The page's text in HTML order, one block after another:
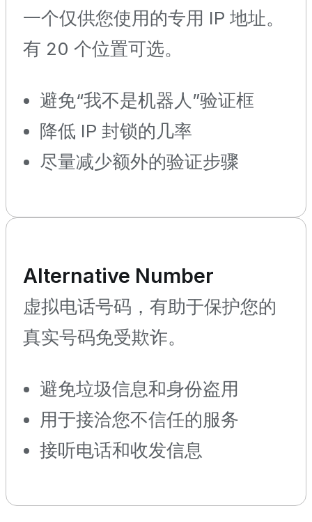
一个仅供您使用的专用 IP 地址。
有 20 个位置可选。
避免“我不是机器人”验证框
降低 IP 封锁的几率
尽量减少额外的验证步骤
Alternative Number
虚拟电话号码，有助于保护您的
真实号码免受欺诈。
避免垃圾信息和身份盗用
用于接洽您不信任的服务
接听电话和收发信息